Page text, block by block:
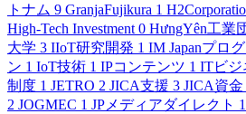
トナム 9 GranjaFujikura 1
High-Tech Investment 0 HưngYên工業
大学 3 IIoT研究開発 1 IM Japanプロ
ン 1 IoT技術 1 IPコンテンツ 1 ITビジ
制度 1 JETRO 2 JICA支援 3 JICA資金
2 JOGMEC 1 JPメディアダイレクト 1